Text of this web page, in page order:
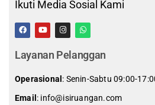
Ikuti Media Sosial Kami
Layanan Pelanggan
Operasional : Senin-Sabtu 09:00-
Email : info@isiruangan.com